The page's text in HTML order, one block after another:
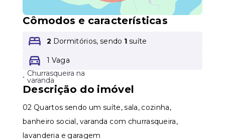
Cômodos e características
2 Dormitórios, sendo 1 suíte
1 Vaga
• Churrasqueira na
varanda
Descrição do imóvel
02 Quartos sendo um suíte, sala, cozinha,
banheiro social, varanda com churrasqueira,
lavanderia e garagem